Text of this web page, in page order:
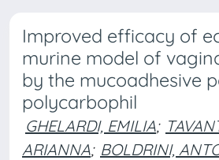
Improved efficacy of
murine model of
by the mucoadhesive
polycarbophil
GHELARDI, EMILIA;
ARIANNA; BOLDRINI,